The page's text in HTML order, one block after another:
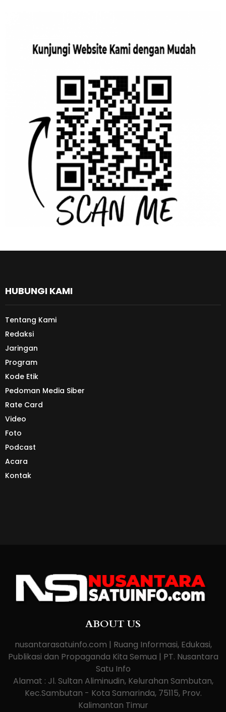
HUBUNGI KAMI
Tentang Kami
Redaksi
Jaringan
Program
Kode Etik
Pedoman Media Siber
Rate Card
Video
Foto
Podcast
Acara
Kontak
ABOUT US
nusantarasatuinfo.com | Ruang Informasi, Edukasi,
Publikasi dan Propaganda Kita Semua | PT. Nusantara
Satu Info
Alamat : Jl. Sultan Aliminudin, Kelurahan Sambutan,
Kec.Sambutan - Kota Samarinda, 75115, Prov.
Kalimantan Timur